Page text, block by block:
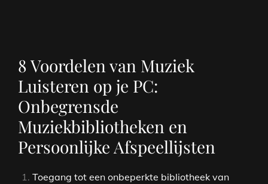
8 Voordelen van Muziek
Luisteren op je PC:
Onbegrensde
Muziekbibliotheken en
Persoonlijke Afspeellijsten
Toegang tot een onbeperkte bibliotheek van